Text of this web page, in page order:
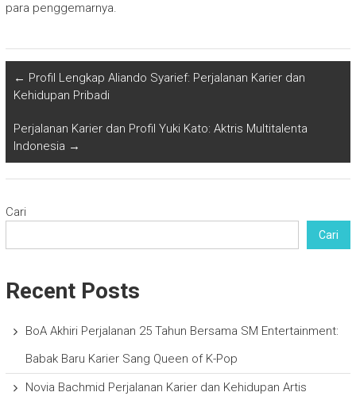
para penggemarnya.
← Profil Lengkap Aliando Syarief: Perjalanan Karier dan
Kehidupan Pribadi
Perjalanan Karier dan Profil Yuki Kato: Aktris Multitalenta
Indonesia →
Cari
Cari
Recent Posts
BoA Akhiri Perjalanan 25 Tahun Bersama SM Entertainment:
Babak Baru Karier Sang Queen of K-Pop
Novia Bachmid Perjalanan Karier dan Kehidupan Artis